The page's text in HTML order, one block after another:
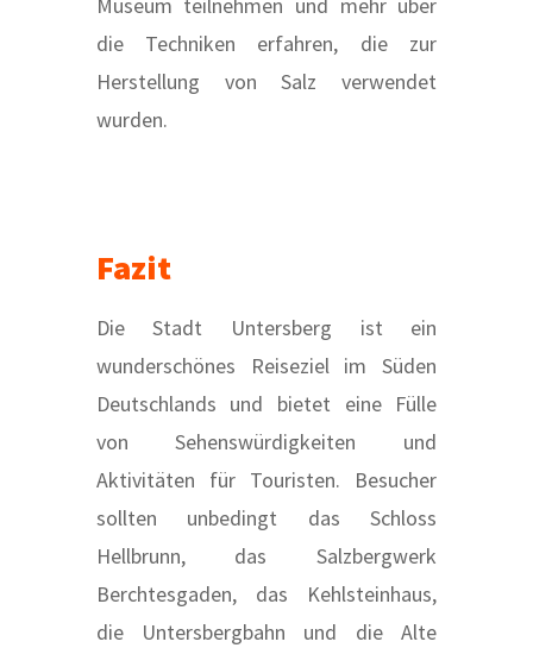
die Techniken erfahren, die zur
Herstellung von Salz verwendet
wurden.
Fazit
Die Stadt Untersberg ist ein
wunderschönes Reiseziel im Süden
Deutschlands und bietet eine Fülle
von Sehenswürdigkeiten und
Aktivitäten für Touristen. Besucher
sollten unbedingt das Schloss
Hellbrunn, das Salzbergwerk
Berchtesgaden, das Kehlsteinhaus,
die Untersbergbahn und die Alte